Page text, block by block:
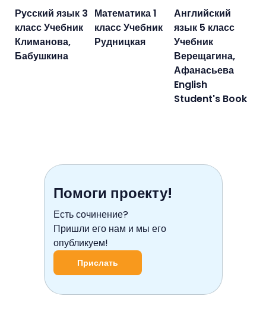
Русский язык 3
класс Учебник
Климанова,
Бабушкина
Математика 1
класс Учебник
Рудницкая
Английский
язык 5 класс
Учебник
Верещагина,
Афанасьева
English
Student's Book
Помоги проекту!
Есть сочинение?
Пришли его нам и мы его
опубликуем!
Прислать